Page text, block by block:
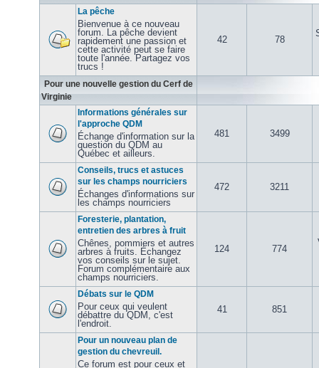
La pêche
Bienvenue à ce nouveau
forum. La pêche devient
rapidement une passion et
cette activité peut se faire
toute l'année. Partagez vos
trucs !
42 78
Pour une nouvelle gestion du Cerf de
Virginie
Informations générales sur
l'approche QDM
Échange d'information sur la
question du QDM au
Québec et ailleurs.
481 3499
Conseils, trucs et astuces
sur les champs nourriciers
Échanges d'informations sur
les champs nourriciers
472 3211
Foresterie, plantation,
entretien des arbres à fruit
Chênes, pommiers et autres
arbres à fruits. Échangez
vos conseils sur le sujet.
Forum complémentaire aux
champs nourriciers.
124 774
Débats sur le QDM
Pour ceux qui veulent
débattre du QDM, c'est
l'endroit.
41 851
Pour un nouveau plan de
gestion du chevreuil.
Ce forum est pour ceux et